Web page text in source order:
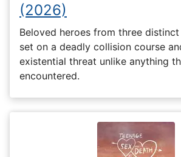
(2026)
Beloved heroes from three
set on a deadly collision course
existential threat unlike anything
encountered.